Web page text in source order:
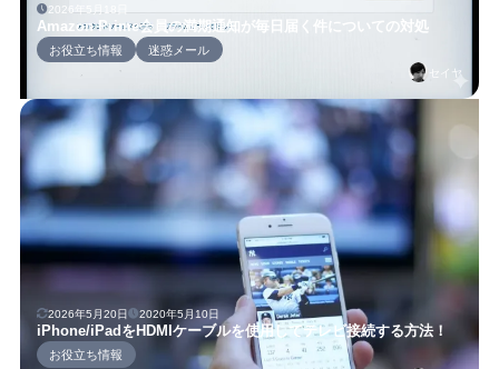
2026年5月18日
Amazon Prime会員の満期通知が毎日届く件についての対処
お役立ち情報 迷惑メール
セイヤ
2026年5月20日 2020年5月10日
iPhone/iPadをHDMIケーブルを使用してテレビ接続する方法！
お役立ち情報